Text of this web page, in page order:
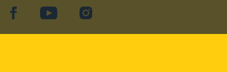
facebookYouTube Instagram